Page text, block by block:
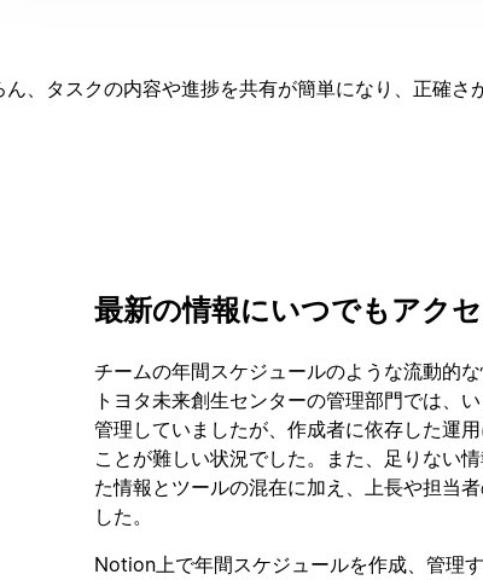
、タスクの内容や進捗を共有が簡単になり、正確さ
最新の情報にいつでもアク
チームの年間スケジュールのような流動的
トヨタ未来創生センターの管理部門では、
管理していましたが、作成者に依存した運
ことが難しい状況でした。また、足りない
た情報とツールの混在に加え、上長や担当
した。
Notion上で年間スケジュールを作成、管理